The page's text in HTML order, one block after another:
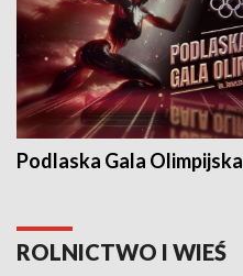
Podlaska Gala Olimpijska
ROLNICTWO I WIEŚ